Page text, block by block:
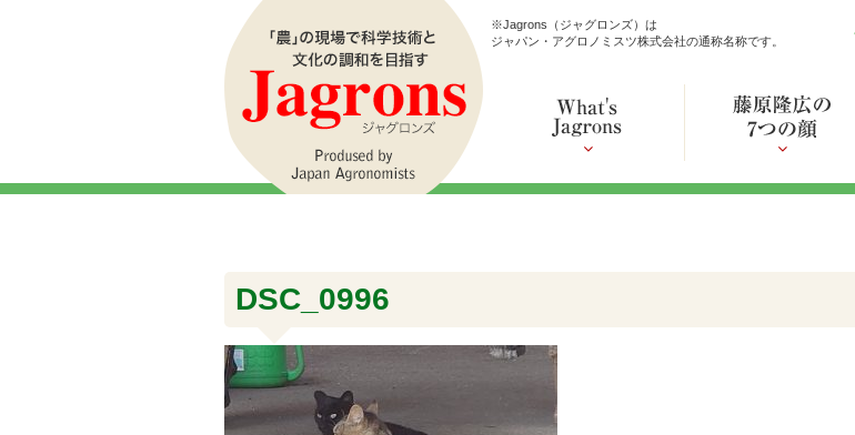
※Jagrons（ジャグロンズ）は
ジャパン・アグロノミスツ株式会社の通称名称です。
DSC_0996